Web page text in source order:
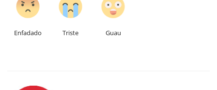
Enfadado Triste Guau